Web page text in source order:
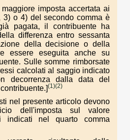
imposta accertata ai
3) o 4) del secondo comma è
pagata, il contribuente ha
differenza entro sessanta
della decisione o della
essere eseguita anche su
Sulle somme rimborsate
calcolati al saggio indicato
decorrenza dalla data del
(1)(2)
nel presente articolo devono
dell'imposta sul valore
indicati nel quarto comma